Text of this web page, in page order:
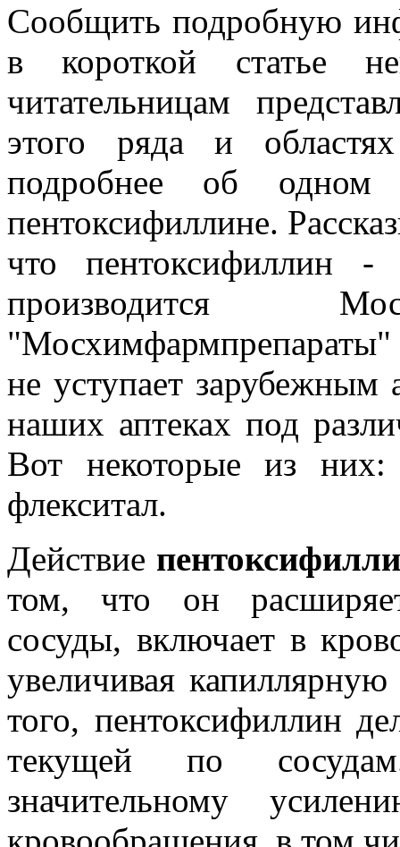
Сообщить подробную
в короткой статье
читательницам
этого ряда и
подробнее об
пентоксифиллине.
что пентоксифиллин -
производится
не уступает зарубежным
наших аптеках под
Вот некоторые из них:
флекситал.
Действие
том, что он
сосуды, включает в
увеличивая
того, пентоксифиллин
текущей по
значительному